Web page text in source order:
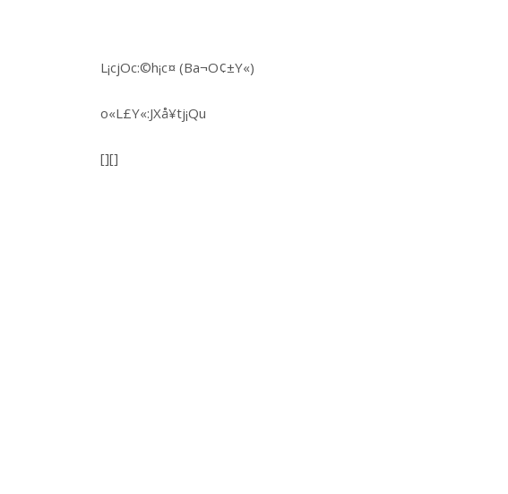
L¡cjOc:©h¡c¤ (Ba¬O¢±Y«)
o«L£Y«:JXå¥tj¡Qu
[][]